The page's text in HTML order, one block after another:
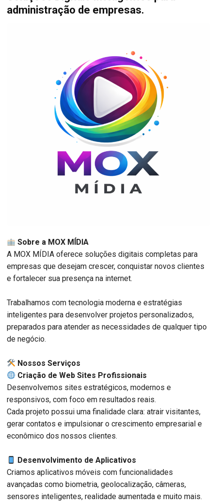
administração de empresas.
Sobre a MOX MÍDIA
A MOX MÍDIA oferece soluções digitais completas para
empresas que desejam crescer, conquistar novos clientes
e fortalecer sua presença na internet.
Trabalhamos com tecnologia moderna e estratégias
inteligentes para desenvolver projetos personalizados,
preparados para atender as necessidades de qualquer tipo
de negócio.
️ Nossos Serviços
Criação de Web Sites Profissionais
Desenvolvemos sites estratégicos, modernos e
responsivos, com foco em resultados reais.
Cada projeto possui uma finalidade clara: atrair visitantes,
gerar contatos e impulsionar o crescimento empresarial e
econômico dos nossos clientes.
Desenvolvimento de Aplicativos
Criamos aplicativos móveis com funcionalidades
avançadas como biometria, geolocalização, câmeras,
sensores inteligentes, realidade aumentada e muito mais.